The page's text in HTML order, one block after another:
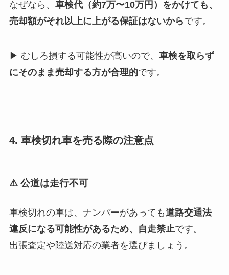
なぜなら、 車検代（約7万〜10万円）をかけても、
売却額がそれ以上に上がる保証はないからです。
▶ むしろ損する可能性が高いので、 車検を取らず
にそのまま売却する方が合理的です。
4. 車検切れ車を売る際の注意点
⚠️ 公道は走行不可
車検切れの車は、ナンバーがあっても道路交通法
違反になる可能性があるため、自走禁止です。
出張査定や陸送対応の業者を選びましょう。